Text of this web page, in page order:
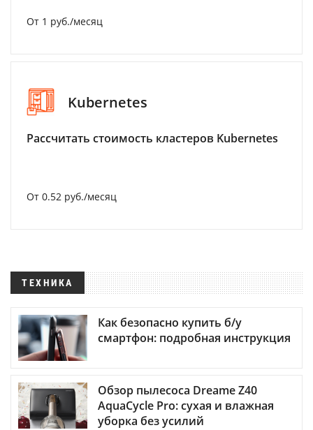
От 1 руб./месяц
Kubernetes
Рассчитать стоимость кластеров Kubernetes
От 0.52 руб./месяц
ТЕХНИКА
Как безопасно купить б/у
смартфон: подробная инструкция
Обзор пылесоса Dreame Z40
AquaCycle Pro: сухая и влажная
уборка без усилий